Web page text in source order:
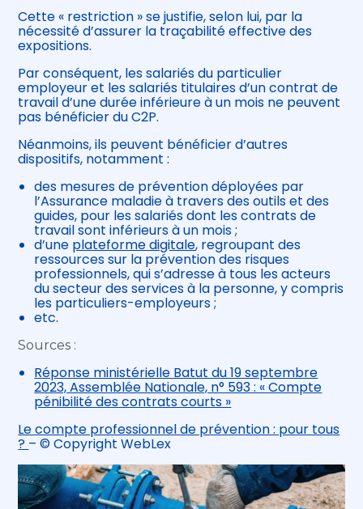
Cette « restriction » se justifie, selon lui, par la
nécessité d’assurer la traçabilité effective des
expositions.
Par conséquent, les salariés du particulier
employeur et les salariés titulaires d’un contrat de
travail d’une durée inférieure à un mois ne peuvent
pas bénéficier du C2P.
Néanmoins, ils peuvent bénéficier d’autres
dispositifs, notamment :
des mesures de prévention déployées par
l’Assurance maladie à travers des outils et des
guides, pour les salariés dont les contrats de
travail sont inférieurs à un mois ;
d’une plateforme digitale, regroupant des
ressources sur la prévention des risques
professionnels, qui s’adresse à tous les acteurs
du secteur des services à la personne, y compris
les particuliers-employeurs ;
etc.
Sources :
Réponse ministérielle Batut du 19 septembre
2023, Assemblée Nationale, n° 593 : « Compte
pénibilité des contrats courts »
Le compte professionnel de prévention : pour tous
? – © Copyright WebLex